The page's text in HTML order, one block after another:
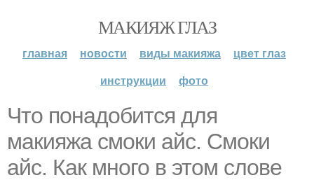
МАКИЯЖ ГЛАЗ
главная новости виды макияжа
цвет глаз
инструкции
фото
Что понадобится для
макияжа смоки айс. Смоки
айс. Как много в этом слове